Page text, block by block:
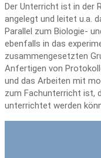
Der Unterricht ist in der
angelegt und leitet u.a.
Parallel zum Biologie-
ebenfalls in das
zusammengesetzten
Anfertigen von
und das Arbeiten mit
zum Fachunterricht ist,
unterrichtet werden